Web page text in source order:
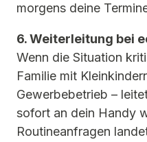
morgens deine
6. Weiterleitung bei
Wenn die Situation
Familie mit
Gewerbebetrieb –
sofort an dein Handy
Routineanfragen